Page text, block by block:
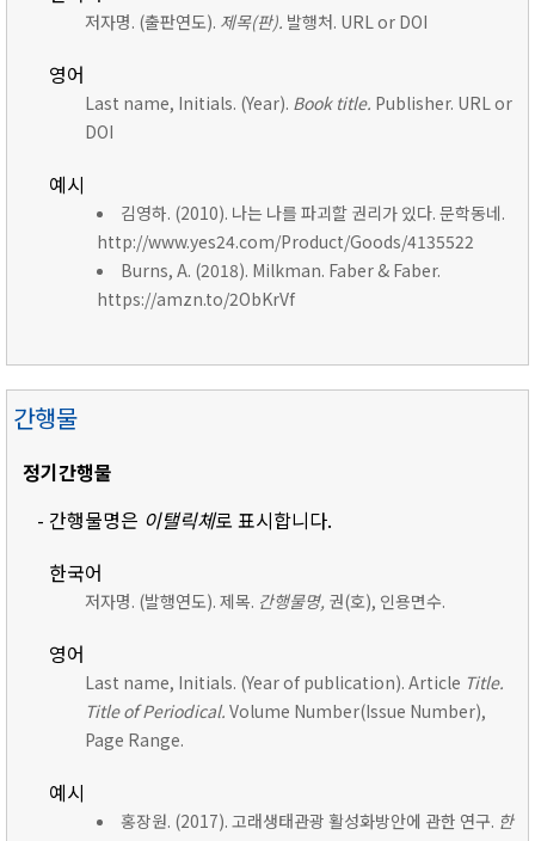
저자명. (출판연도). 제목(판). 발행처. URL or DOI
영어
Last name, Initials. (Year). Book title. Publisher. URL or
DOI
예시
김영하. (2010). 나는 나를 파괴할 권리가 있다. 문학동네.
http://www.yes24.com/Product/Goods/4135522
Burns, A. (2018). Milkman. Faber & Faber.
https://amzn.to/2ObKrVf
간행물
정기간행물
- 간행물명은 이탤릭체로 표시합니다.
한국어
저자명. (발행연도). 제목. 간행물명, 권(호), 인용면수.
영어
Last name, Initials. (Year of publication). Article Title.
Title of Periodical. Volume Number(Issue Number),
Page Range.
예시
홍장원. (2017). 고래생태관광 활성화방안에 관한 연구. 한